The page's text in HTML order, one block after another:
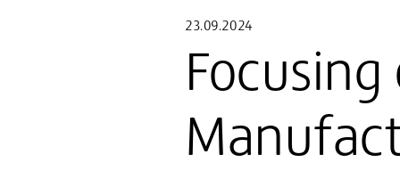
23.09.2024